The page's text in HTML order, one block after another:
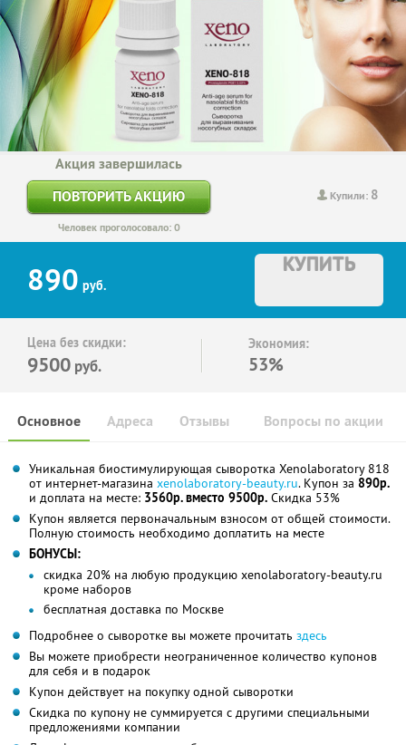
Купили: 8
Акция завершилась
ПОВТОРИТЬ АКЦИЮ
Человек проголосовало: 0
890 руб.
КУПИТЬ
Цена без скидки:
9500 руб.
Экономия:
53%
Основное Отзывы Вопросы по акции
Адреса
Уникальная биостимулирующая сыворотка Xenolaboratory 818
от интернет-магазина xenolaboratory-beauty.ru. Купон за 890р.
и доплата на месте: 3560р. вместо 9500р. Скидка 53%
Купон является первоначальным взносом от общей стоимости.
Полную стоимость необходимо доплатить на месте
БОНУСЫ:
скидка 20% на любую продукцию xenolaboratory-beauty.ru
кроме наборов
бесплатная доставка по Москве
Подробнее о сыворотке вы можете прочитать здесь
Вы можете приобрести неограниченное количество купонов
для себя и в подарок
Купон действует на покупку одной сыворотки
Скидка по купону не суммируется с другими специальными
предложениями компании